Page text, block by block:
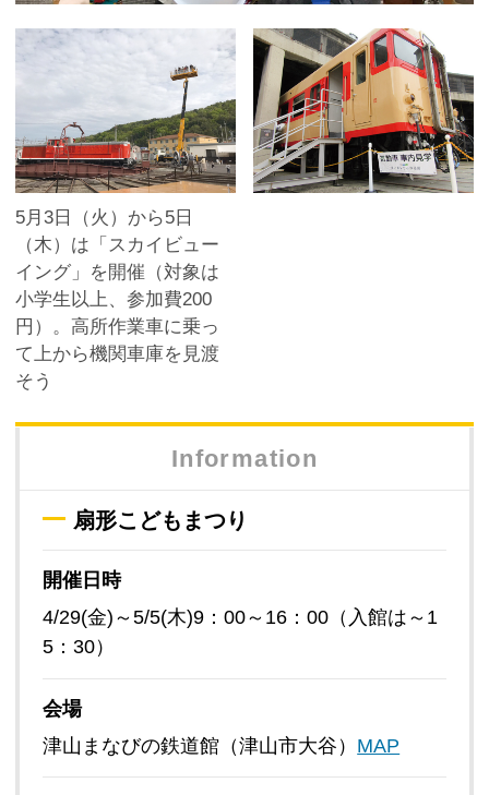
5月3日（火）から5日
（木）は「スカイビュー
イング」を開催（対象は
小学生以上、参加費200
円）。高所作業車に乗っ
て上から機関車庫を見渡
そう
Information
扇形こどもまつり
開催日時
4/29(金)～5/5(木)9：00～16：00（入館は～1
5：30）
会場
津山まなびの鉄道館（津山市大谷） MAP